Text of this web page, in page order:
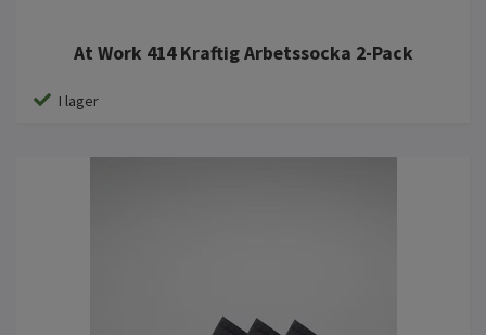
At Work 414 Kraftig Arbetssocka 2-Pack
I lager